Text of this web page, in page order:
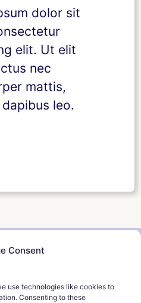
Consent
use technologies like cookies to
Consenting to these
dolor sit
elit. Ut elit
nec
mattis,
leo.